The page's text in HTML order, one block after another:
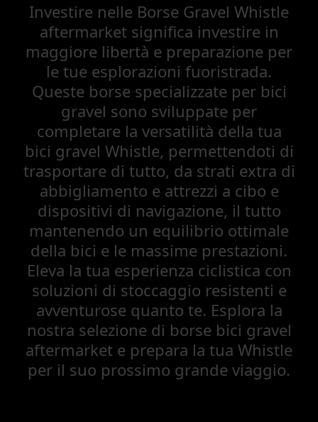
Investire nelle Borse Gravel Whistle
aftermarket significa investire in
maggiore libertà e preparazione per
le tue esplorazioni fuoristrada.
Queste borse specializzate per bici
gravel sono sviluppate per
completare la versatilità della tua
bici gravel Whistle, permettendoti di
trasportare di tutto, da strati extra di
abbigliamento e attrezzi a cibo e
dispositivi di navigazione, il tutto
mantenendo un equilibrio ottimale
della bici e le massime prestazioni.
Eleva la tua esperienza ciclistica con
soluzioni di stoccaggio resistenti e
avventurose quanto te. Esplora la
nostra selezione di borse bici gravel
aftermarket e prepara la tua Whistle
per il suo prossimo grande viaggio.